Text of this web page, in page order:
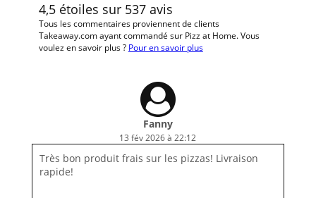
4,5 étoiles sur 537 avis
Tous les commentaires proviennent de clients
Takeaway.com ayant commandé sur Pizz at Home. Vous
voulez en savoir plus ? Pour en savoir plus
Fanny
13 fév 2026 à 22:12
Très bon produit frais sur les pizzas! Livraison
rapide!